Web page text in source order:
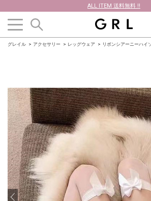
ALL ITEM 送料無料 !!
グレイル アクセサリー レッグウェア リボンシアーニーハイ